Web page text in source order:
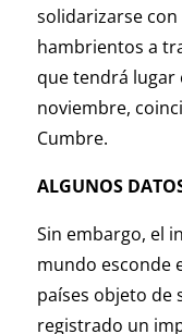
solidarizarse
hambrientos a
que tendrá lugar
noviembre,
Cumbre.
ALGUNOS
Sin embargo, el
mundo esconde
países objeto de
registrado un